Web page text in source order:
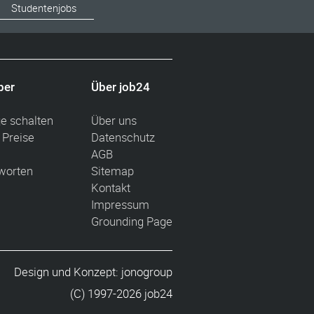
Studentenjobs
schalten
Über job24
Über uns
Datenschutz
AGB
Sitemap
Kontakt
Impressum
Grounding Page
Design und Konzept: jonogroup
(C) 1997-2026 job24